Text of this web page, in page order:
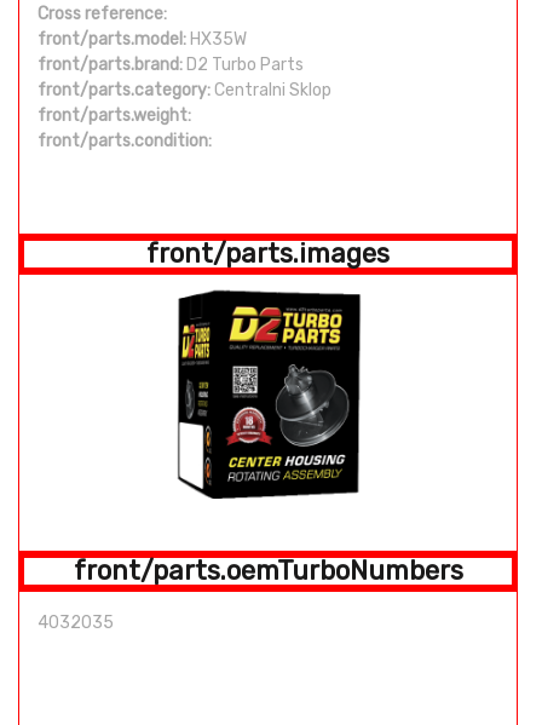
Cross reference:
front/parts.model: HX35W
front/parts.brand: D2 Turbo Parts
front/parts.category: Centralni Sklop
front/parts.weight:
front/parts.condition:
front/parts.images
front/parts.oemTurboNumbers
4032035